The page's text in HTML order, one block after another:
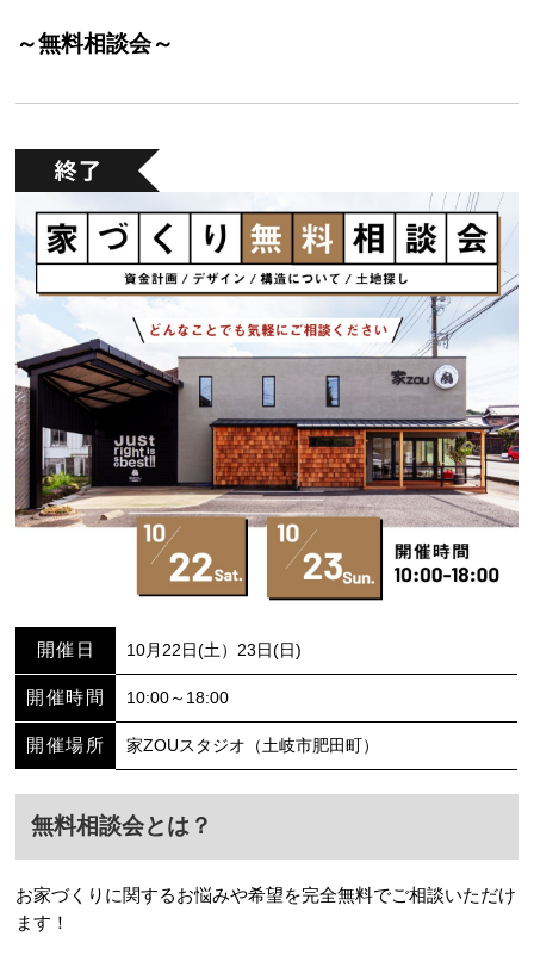
～無料相談会～
開催日 10月22日(土）23日(日)
開催時間 10:00～18:00
開催場所 家ZOUスタジオ（土岐市肥田町）
無料相談会とは？
お家づくりに関するお悩みや希望を完全無料でご相談いただけ
ます！